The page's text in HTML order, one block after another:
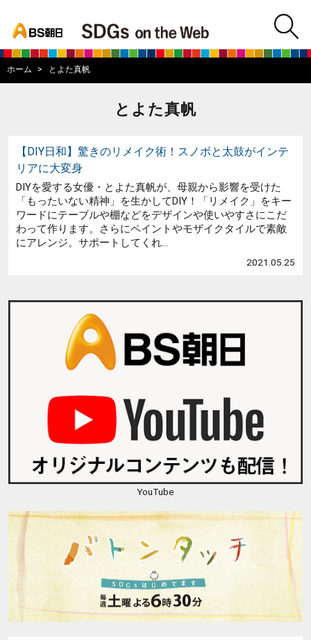
BS朝日SDGs
ホーム とよた真帆
とよた真帆
【DIY日和】驚きのリメイク術！スノボと太鼓がインテ
リアに大変身
DIYを愛する女優・とよた真帆が、母親から影響を受けた
「もったいない精神」を生かしてDIY！「リメイク」をキー
ワードにテーブルや棚などをデザインや使いやすさにこだ
わって作ります。さらにペイントやモザイクタイルで素敵
にアレンジ。サポートしてくれ...
2021.05.25
YouTube